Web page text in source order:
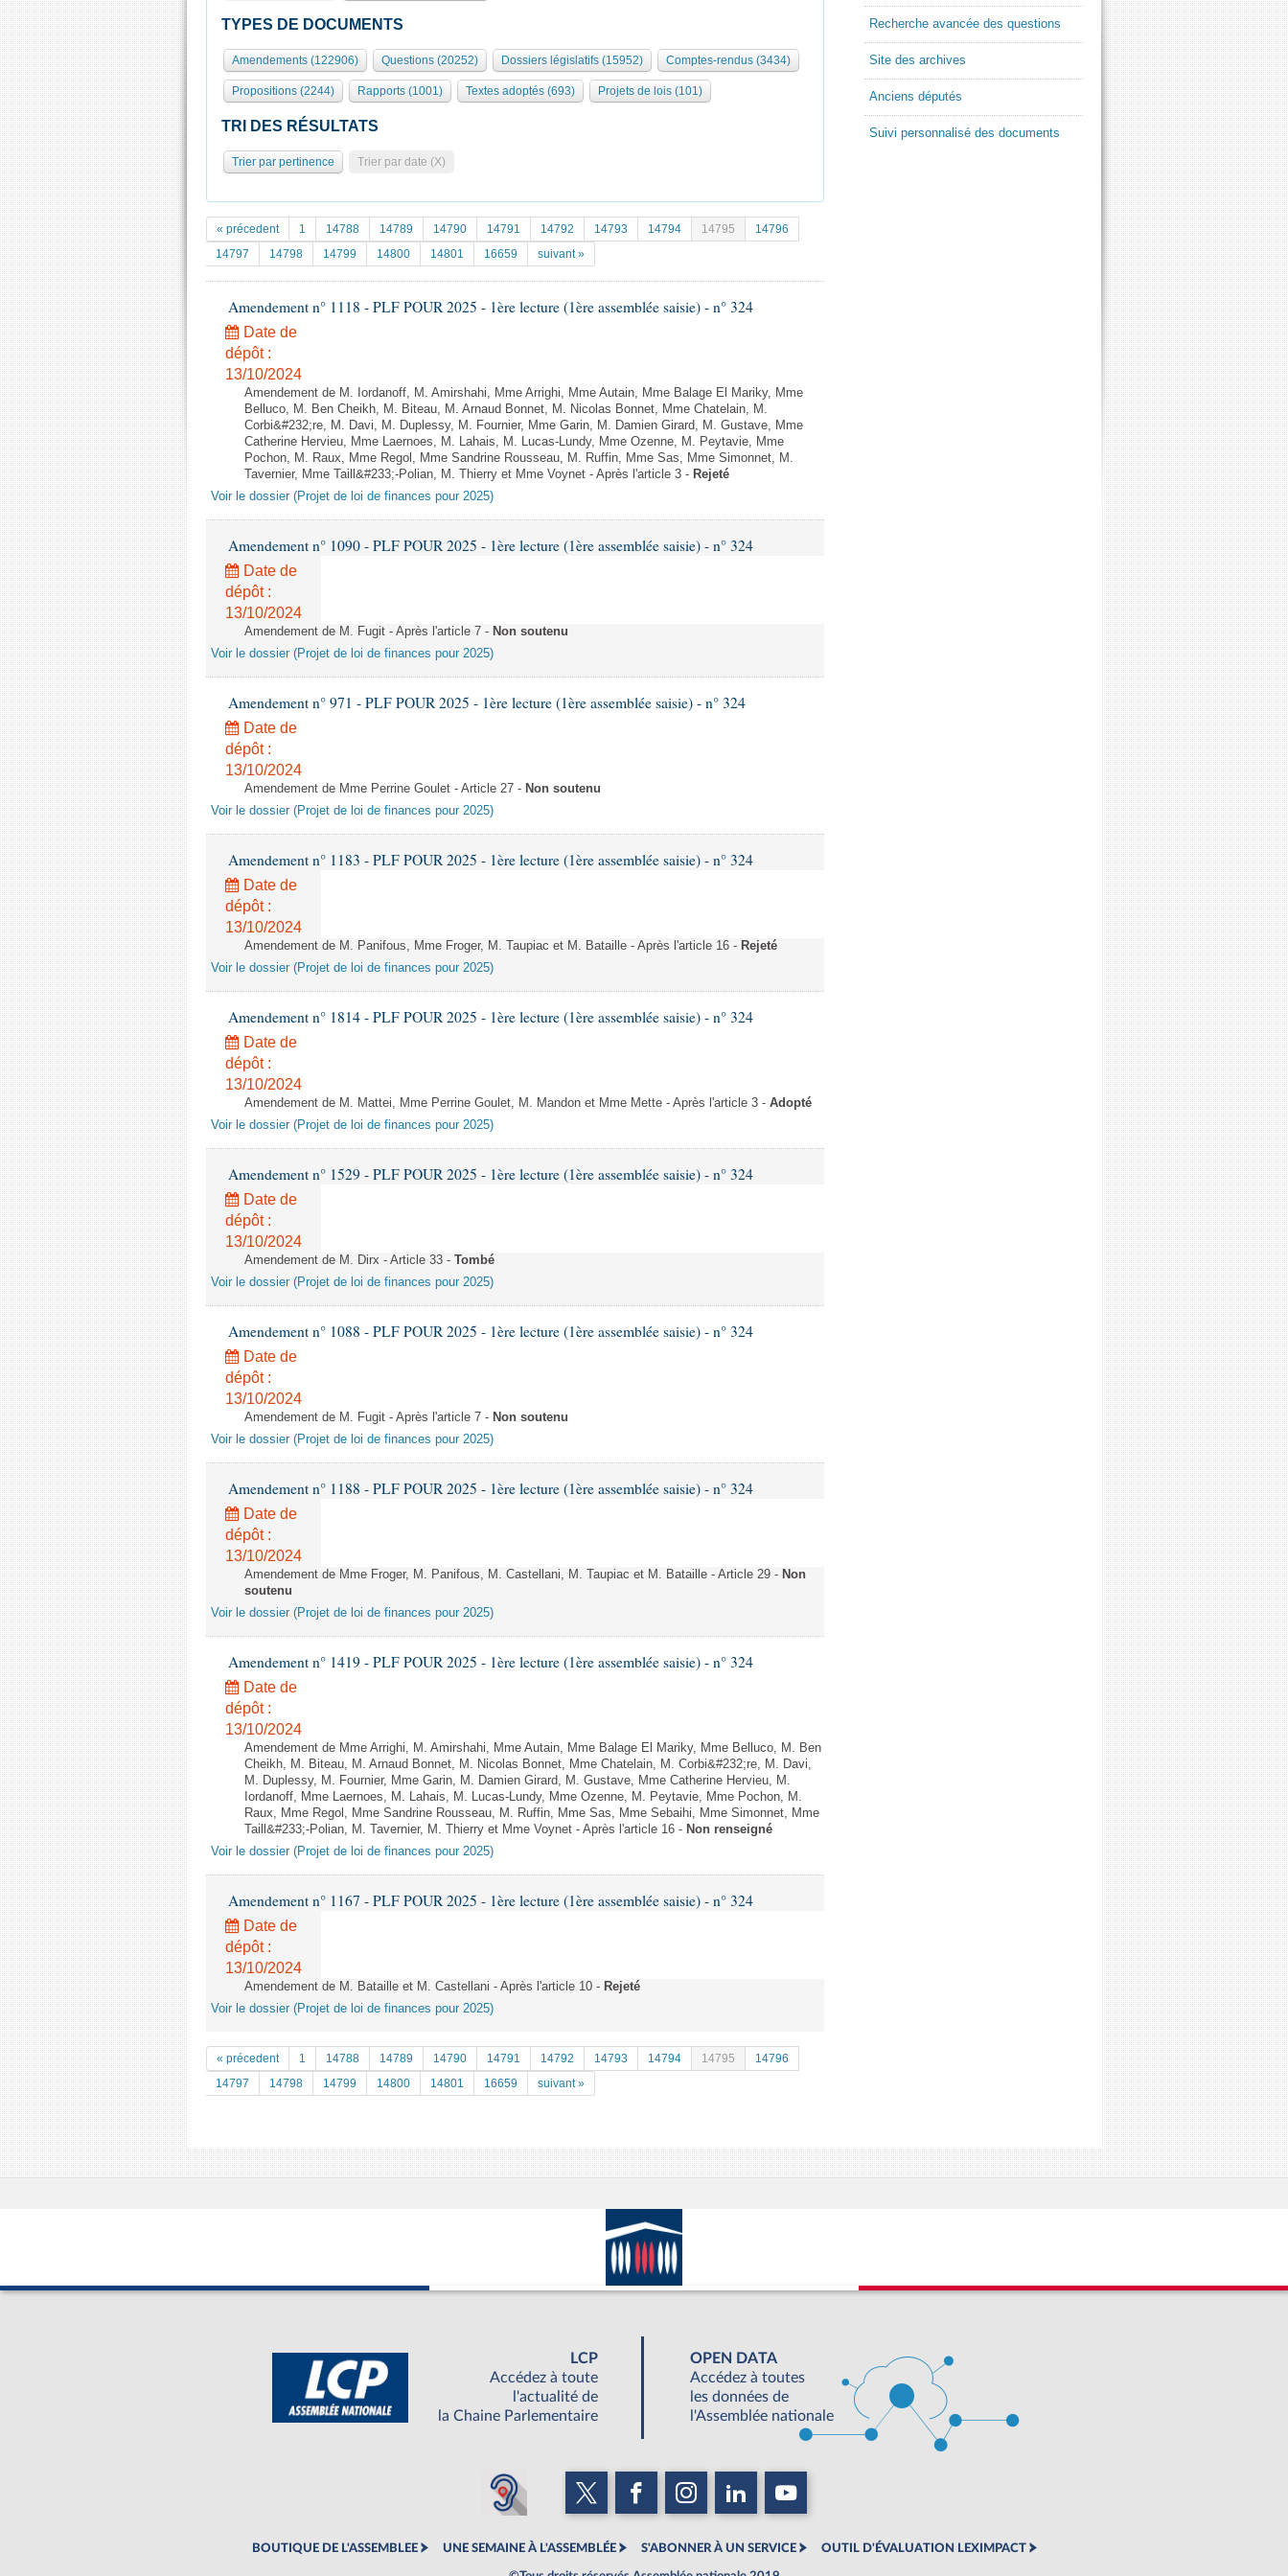
TYPES DE DOCUMENTS
Amendements (122906) Questions (20252) Dossiers législatifs (15952) Comptes-rendus (3434)
Propositions (2244) Rapports (1001) Textes adoptés (693) Projets de lois (101)
TRI DES RÉSULTATS
Trier par pertinence Trier par date (X)
« précedent 1 14788 14789 14790 14791 14792 14793 14794 14795
14796
14797
14798 14799 14800 14801 16659 suivant »
Amendement n° 1118 - PLF POUR 2025 - 1ère lecture (1ère assemblée saisie) - n° 324
Date de
dépôt :
13/10/2024
Amendement de M. Iordanoff, M. Amirshahi, Mme Arrighi, Mme Autain, Mme Balage El Mariky, Mme
Belluco, M. Ben Cheikh, M. Biteau, M. Arnaud Bonnet, M. Nicolas Bonnet, Mme Chatelain, M.
Corbi&#232;re, M. Davi, M. Duplessy, M. Fournier, Mme Garin, M. Damien Girard, M. Gustave, Mme
Catherine Hervieu, Mme Laernoes, M. Lahais, M. Lucas-Lundy, Mme Ozenne, M. Peytavie, Mme
Pochon, M. Raux, Mme Regol, Mme Sandrine Rousseau, M. Ruffin, Mme Sas, Mme Simonnet, M.
Tavernier, Mme Taill&#233;-Polian, M. Thierry et Mme Voynet - Après l'article 3 - Rejeté
Voir le dossier (Projet de loi de finances pour 2025)
Amendement n° 1090 - PLF POUR 2025 - 1ère lecture (1ère assemblée saisie) - n° 324
Date de
dépôt :
13/10/2024
Amendement de M. Fugit - Après l'article 7 - Non soutenu
Voir le dossier (Projet de loi de finances pour 2025)
Amendement n° 971 - PLF POUR 2025 - 1ère lecture (1ère assemblée saisie) - n° 324
Date de
dépôt :
13/10/2024
Amendement de Mme Perrine Goulet - Article 27 - Non soutenu
Voir le dossier (Projet de loi de finances pour 2025)
Amendement n° 1183 - PLF POUR 2025 - 1ère lecture (1ère assemblée saisie) - n° 324
Date de
dépôt :
13/10/2024
Amendement de M. Panifous, Mme Froger, M. Taupiac et M. Bataille - Après l'article 16 - Rejeté
Voir le dossier (Projet de loi de finances pour 2025)
Amendement n° 1814 - PLF POUR 2025 - 1ère lecture (1ère assemblée saisie) - n° 324
Date de
dépôt :
13/10/2024
Amendement de M. Mattei, Mme Perrine Goulet, M. Mandon et Mme Mette - Après l'article 3 - Adopté
Voir le dossier (Projet de loi de finances pour 2025)
Amendement n° 1529 - PLF POUR 2025 - 1ère lecture (1ère assemblée saisie) - n° 324
Date de
dépôt :
13/10/2024
Amendement de M. Dirx - Article 33 - Tombé
Voir le dossier (Projet de loi de finances pour 2025)
Amendement n° 1088 - PLF POUR 2025 - 1ère lecture (1ère assemblée saisie) - n° 324
Date de
dépôt :
13/10/2024
Amendement de M. Fugit - Après l'article 7 - Non soutenu
Voir le dossier (Projet de loi de finances pour 2025)
Amendement n° 1188 - PLF POUR 2025 - 1ère lecture (1ère assemblée saisie) - n° 324
Date de
dépôt :
13/10/2024
Amendement de Mme Froger, M. Panifous, M. Castellani, M. Taupiac et M. Bataille - Article 29 - Non
soutenu
Voir le dossier (Projet de loi de finances pour 2025)
Amendement n° 1419 - PLF POUR 2025 - 1ère lecture (1ère assemblée saisie) - n° 324
Date de
dépôt :
13/10/2024
Amendement de Mme Arrighi, M. Amirshahi, Mme Autain, Mme Balage El Mariky, Mme Belluco, M. Ben
Cheikh, M. Biteau, M. Arnaud Bonnet, M. Nicolas Bonnet, Mme Chatelain, M. Corbi&#232;re, M. Davi,
M. Duplessy, M. Fournier, Mme Garin, M. Damien Girard, M. Gustave, Mme Catherine Hervieu, M.
Iordanoff, Mme Laernoes, M. Lahais, M. Lucas-Lundy, Mme Ozenne, M. Peytavie, Mme Pochon, M.
Raux, Mme Regol, Mme Sandrine Rousseau, M. Ruffin, Mme Sas, Mme Sebaihi, Mme Simonnet, Mme
Taill&#233;-Polian, M. Tavernier, M. Thierry et Mme Voynet - Après l'article 16 - Non renseigné
Voir le dossier (Projet de loi de finances pour 2025)
Amendement n° 1167 - PLF POUR 2025 - 1ère lecture (1ère assemblée saisie) - n° 324
Date de
dépôt :
13/10/2024
Amendement de M. Bataille et M. Castellani - Après l'article 10 - Rejeté
Voir le dossier (Projet de loi de finances pour 2025)
« précedent 1 14788 14789 14790 14791 14792 14793 14794 14795
14796
14797
14798 14799 14800 14801 16659 suivant »
Recherche avancée des questions
Site des archives
Anciens députés
Suivi personnalisé des documents
LCP
Accédez à toute
l'actualité de
la Chaine Parlementaire
OPEN DATA
Accédez à toutes
les données de
l'Assemblée nationale
BOUTIQUE DE L'ASSEMBLEE UNE SEMAINE À L'ASSEMBLÉE S'ABONNER À UN SERVICE OUTIL D'ÉVALUATION LEXIMPACT